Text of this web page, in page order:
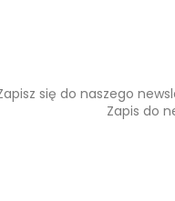
się do naszego
Zapis do